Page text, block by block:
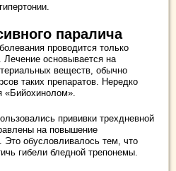
паралича
проводится только
основывается на
веществ, обычно
таких препаратов. Нередко
«Бийохинолом».
прививки трехдневной
на повышение
Это обусловливалось тем, что
гибели бледной трепонемы.